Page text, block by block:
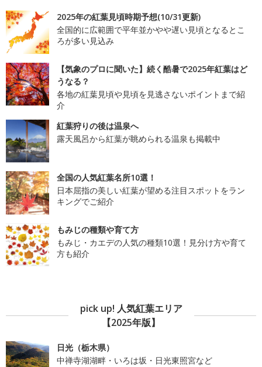
2025年の紅葉見頃時期予想(10/31更新)
全国的に広範囲で平年並かやや遅い見頃となるとこ
ろが多い見込み
【気象のプロに聞いた】続く酷暑で2025年紅葉はど
うなる？
各地の紅葉見頃や見頃を見逃さないポイントまで紹
介
紅葉狩りの後は温泉へ
露天風呂から紅葉が眺められる温泉も掲載中
全国の人気紅葉名所10選！
日本屈指の美しい紅葉が望める注目スポットをラン
キングでご紹介
もみじの種類や育て方
もみじ・カエデの人気の種類10選！見分け方や育て
方も紹介
pick up! 人気紅葉エリア
【2025年版】
日光（栃木県）
中禅寺湖湖畔・いろは坂・日光東照宮など